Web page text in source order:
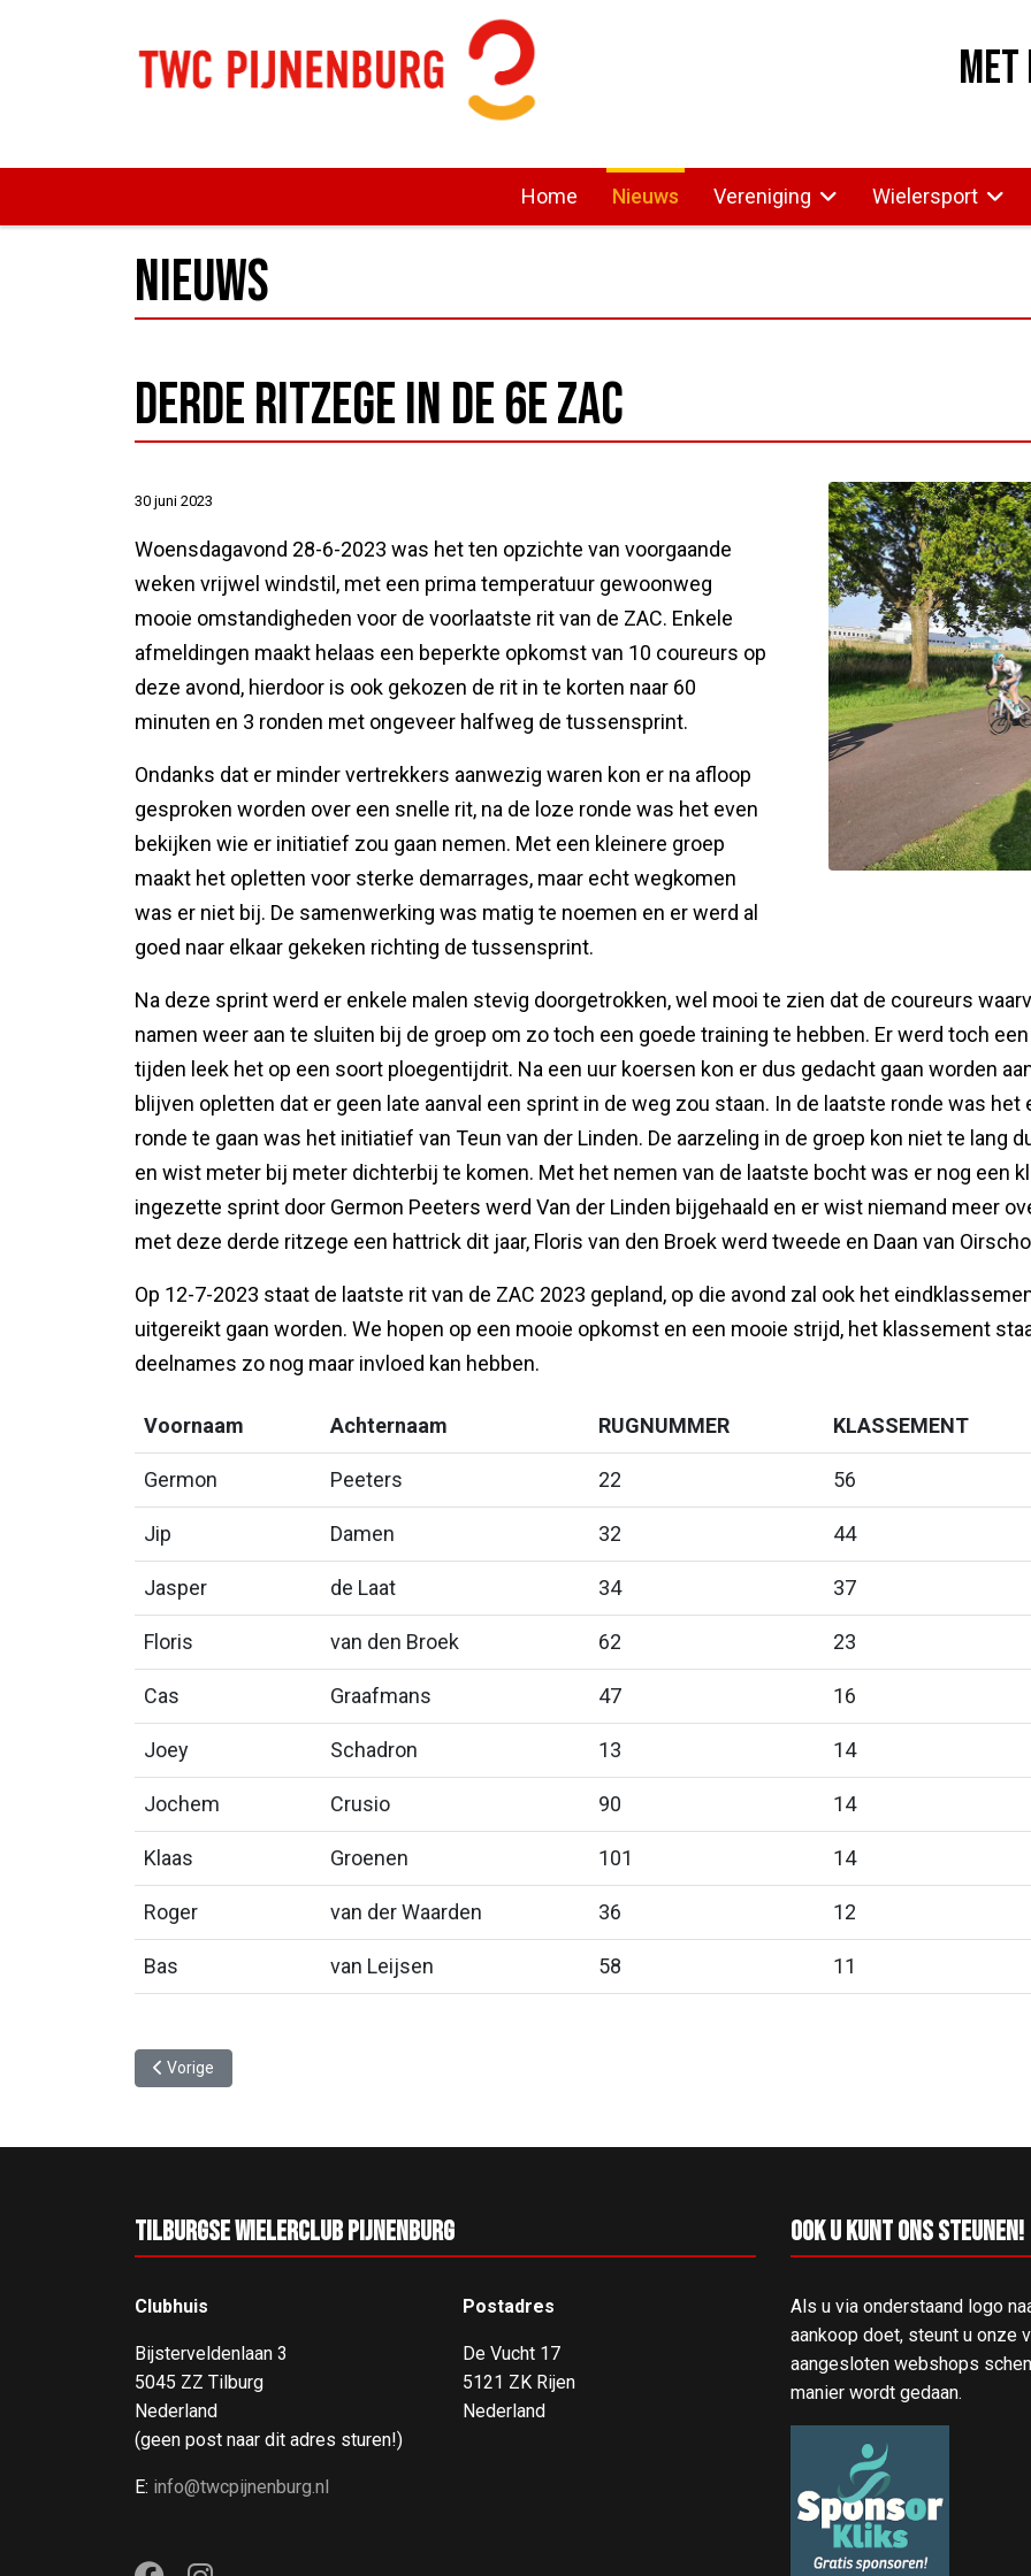
Home Nieuws Vereniging Wielersport
Nieuws
Derde ritzege in de 6e ZAC
30 juni 2023
Woensdagavond 28-6-2023 was het ten opzichte van voorgaande
weken vrijwel windstil, met een prima temperatuur gewoonweg
mooie omstandigheden voor de voorlaatste rit van de ZAC. Enkele
afmeldingen maakt helaas een beperkte opkomst van 10 coureurs op
deze avond, hierdoor is ook gekozen de rit in te korten naar 60
minuten en 3 ronden met ongeveer halfweg de tussensprint.
Ondanks dat er minder vertrekkers aanwezig waren kon er na afloop
gesproken worden over een snelle rit, na de loze ronde was het even
bekijken wie er initiatief zou gaan nemen. Met een kleinere groep
maakt het opletten voor sterke demarrages, maar echt wegkomen
was er niet bij. De samenwerking was matig te noemen en er werd al
goed naar elkaar gekeken richting de tussensprint.
Na deze sprint werd er enkele malen stevig doorgetrokken, wel mooi te zien dat de coureurs
namen weer aan te sluiten bij de groep om zo toch een goede training te hebben. Er werd toch
tijden leek het op een soort ploegentijdrit. Na een uur koersen kon er dus gedacht gaan worden
blijven opletten dat er geen late aanval een sprint in de weg zou staan. In de laatste ronde was het
ronde te gaan was het initiatief van Teun van der Linden. De aarzeling in de groep kon niet te lang
en wist meter bij meter dichterbij te komen. Met het nemen van de laatste bocht was er nog een
ingezette sprint door Germon Peeters werd Van der Linden bijgehaald en er wist niemand meer
met deze derde ritzege een hattrick dit jaar, Floris van den Broek werd tweede en Daan van
Op 12-7-2023 staat de laatste rit van de ZAC 2023 gepland, op die avond zal ook het
uitgereikt gaan worden. We hopen op een mooie opkomst en een mooie strijd, het klassement
deelnames zo nog maar invloed kan hebben.
Voornaam Achternaam RUGNUMMER KLASSEMENT
Germon Peeters 22 56
Jip Damen 32 44
Jasper de Laat 34 37
Floris van den Broek 62 23
Cas Graafmans 47 16
Joey Schadron 13 14
Jochem Crusio 90 14
Klaas Groenen 101 14
Roger van der Waarden 36 12
Bas van Leijsen 58 11
Vorig artikel: ZAC 2023 laatste rit & prijsuitreiking klassement
Vorige
Tilburgse Wielerclub Pijnenburg
Clubhuis
Bijsterveldenlaan 3
5045 ZZ Tilburg
Nederland
(geen post naar dit adres sturen!)
E: info@twcpijnenburg.nl
Postadres
De Vucht 17
5121 ZK Rijen
Nederland
Ook u kunt ons steunen!
Als u via onderstaand logo
aankoop doet, steunt u onze
aangesloten webshops
manier wordt gedaan.